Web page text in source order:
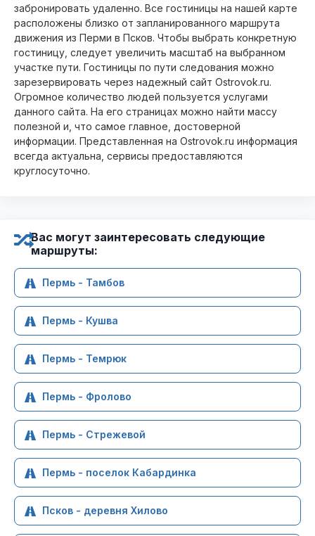
забронировать удаленно. Все гостиницы на нашей карте
расположены близко от запланированного маршрута
движения из Перми в Псков. Чтобы выбрать конкретную
гостиницу, следует увеличить масштаб на выбранном
участке пути. Гостиницы по пути следования можно
зарезервировать через надежный сайт Ostrovok.ru.
Огромное количество людей пользуется услугами
данного сайта. На его страницах можно найти массу
полезной и, что самое главное, достоверной
информации. Представленная на Ostrovok.ru информация
всегда актуальна, сервисы предоставляются
круглосуточно.
Вас могут заинтересовать следующие
маршруты:
Пермь - Тамбов
Пермь - Кушва
Пермь - Темрюк
Пермь - Фролово
Пермь - Стрежевой
Пермь - поселок Кабардинка
Псков - деревня Хилово